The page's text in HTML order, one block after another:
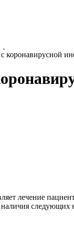
коронавирусной
лечение
следующих